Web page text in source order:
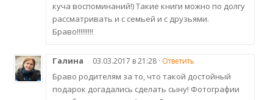
куча воспоминаний!) Такие книги можно по долгу
рассматривать и с семьей и с друзьями.
Браво!!!!!!!!!
Галина 03.03.2017 в 21:28 · Ответить
Браво родителям за то, что такой достойный
подарок догадались сделать сыну! Фотографии